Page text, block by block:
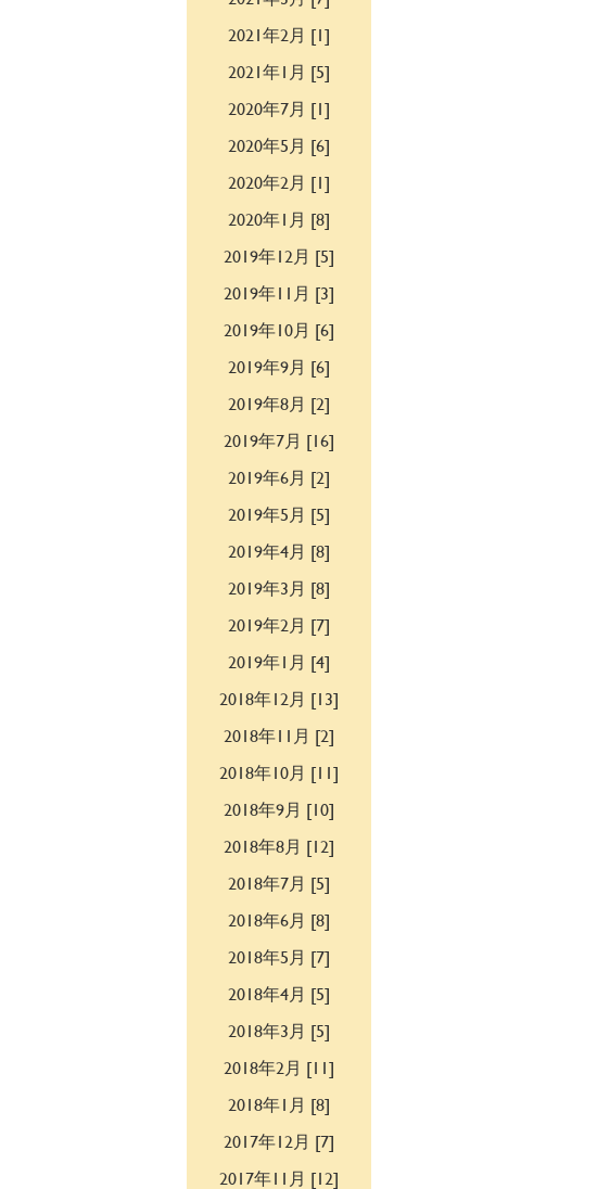
2021年2月 [1]
2021年1月 [5]
2020年7月 [1]
2020年5月 [6]
2020年2月 [1]
2020年1月 [8]
2019年12月 [5]
2019年11月 [3]
2019年10月 [6]
2019年9月 [6]
2019年8月 [2]
2019年7月 [16]
2019年6月 [2]
2019年5月 [5]
2019年4月 [8]
2019年3月 [8]
2019年2月 [7]
2019年1月 [4]
2018年12月 [13]
2018年11月 [2]
2018年10月 [11]
2018年9月 [10]
2018年8月 [12]
2018年7月 [5]
2018年6月 [8]
2018年5月 [7]
2018年4月 [5]
2018年3月 [5]
2018年2月 [11]
2018年1月 [8]
2017年12月 [7]
2017年11月 [12]